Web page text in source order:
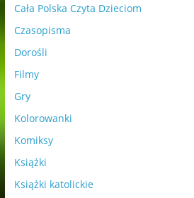
Cała Polska Czyta Dzieciom
Czasopisma
Dorośli
Filmy
Gry
Kolorowanki
Komiksy
Książki
Książki katolickie